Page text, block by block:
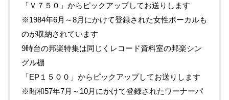
「Ｖ７５０」からピックアップしてお送りします
※1984年6月～8月にかけて登録された女性ボーカルも
のが収納されています
9時台の邦楽特集は同じくレコード資料室の邦楽シン
グル棚
「EP１５００」からピックアップしてお送りします
※昭和57年7月～10月にかけて登録されたワーナーパ